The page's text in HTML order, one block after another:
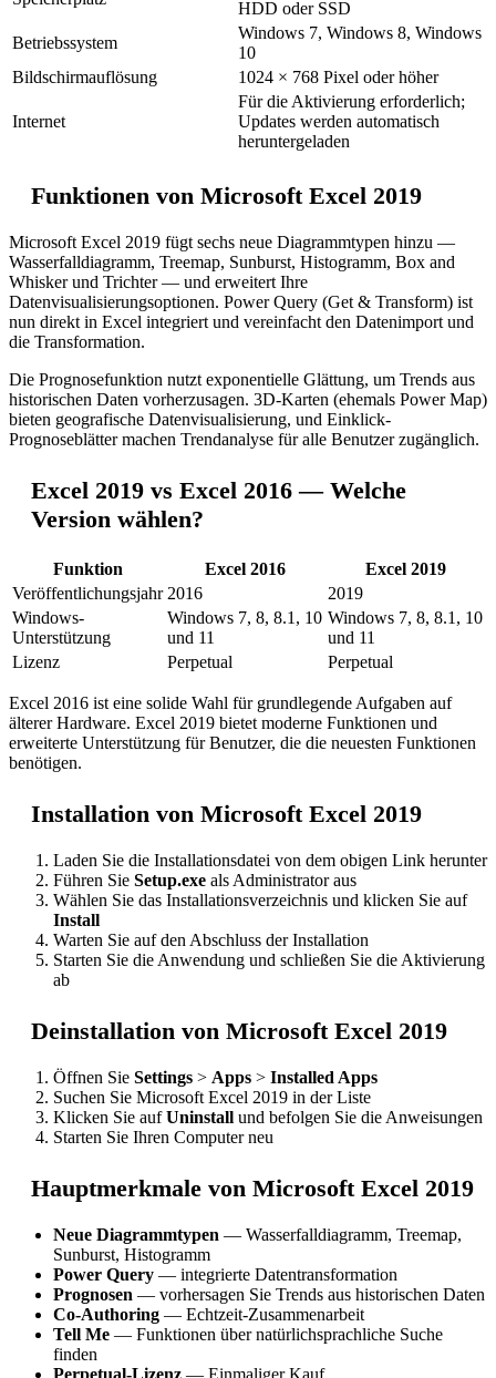
HDD oder SSD
Betriebssystem
Windows 7, Windows 8, Windows
10
Bildschirmauflösung
1024 × 768 Pixel oder höher
Internet
Für die Aktivierung erforderlich;
Updates werden automatisch
heruntergeladen
Funktionen von Microsoft Excel 2019
Microsoft Excel 2019 fügt sechs neue Diagrammtypen hinzu —
Wasserfalldiagramm, Treemap, Sunburst, Histogramm, Box and
Whisker und Trichter — und erweitert Ihre
Datenvisualisierungsoptionen. Power Query (Get & Transform) ist
nun direkt in Excel integriert und vereinfacht den Datenimport und
die Transformation.
Die Prognosefunktion nutzt exponentielle Glättung, um Trends aus
historischen Daten vorherzusagen. 3D-Karten (ehemals Power Map)
bieten geografische Datenvisualisierung, und Einklick-
Prognoseblätter machen Trendanalyse für alle Benutzer zugänglich.
Excel 2019 vs Excel 2016 — Welche
Version wählen?
Funktion Excel 2016
Excel 2019
Veröffentlichungsjahr 2016
2019
Windows-
Unterstützung
Windows 7, 8, 8.1, 10
und 11
Windows 7, 8, 8.1, 10
und 11
Lizenz
Perpetual Perpetual
Excel 2016 ist eine solide Wahl für grundlegende Aufgaben auf
älterer Hardware. Excel 2019 bietet moderne Funktionen und
erweiterte Unterstützung für Benutzer, die die neuesten Funktionen
benötigen.
Installation von Microsoft Excel 2019
Laden Sie die Installationsdatei von dem obigen Link herunter
Führen Sie Setup.exe als Administrator aus
Wählen Sie das Installationsverzeichnis und klicken Sie auf
Install
Warten Sie auf den Abschluss der Installation
Starten Sie die Anwendung und schließen Sie die Aktivierung
ab
Deinstallation von Microsoft Excel 2019
Öffnen Sie Settings > Apps > Installed Apps
Suchen Sie Microsoft Excel 2019 in der Liste
Klicken Sie aufUninstall und befolgen Sie die Anweisungen
Starten Sie Ihren Computer neu
Hauptmerkmale von Microsoft Excel 2019
Neue Diagrammtypen — Wasserfalldiagramm, Treemap,
Sunburst, Histogramm
Power Query — integrierte Datentransformation
Prognosen — vorhersagen Sie Trends aus historischen Daten
Co-Authoring — Echtzeit-Zusammenarbeit
Tell Me — Funktionen über natürlichsprachliche Suche
finden
Perpetual-Lizenz — Einmaliger Kauf